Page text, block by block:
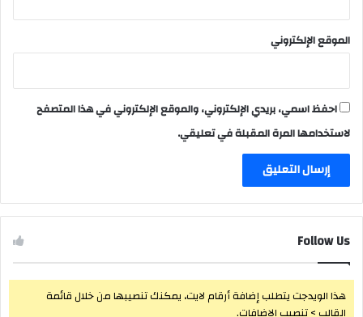
الموقع الإلكتروني
احفظ اسمي، بريدي الإلكتروني، والموقع الإلكتروني في هذا المتصفح
لاستخدامها المرة المقبلة في تعليقي.
Follow Us
هذا الويدجت يتطلب إضافة أرقام لايت، يمكنك تنصيبها من خلال قائمة
القالب > تنصيب الإضافات.